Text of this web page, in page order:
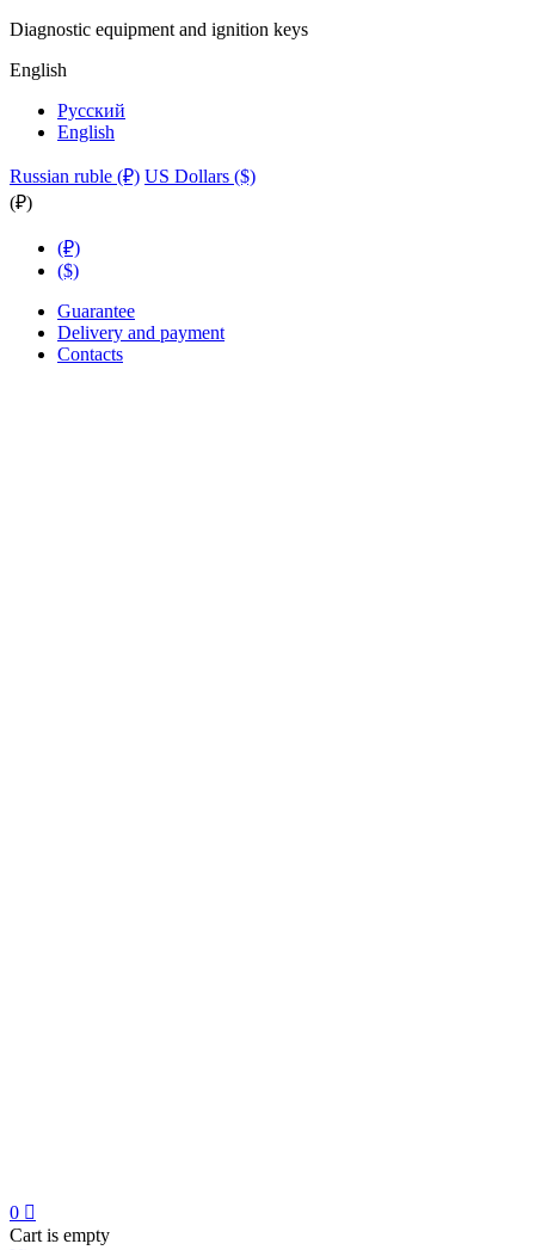
Diagnostic equipment and ignition keys
English
Русский
English
Russian ruble (₽) US Dollars ($)
(₽)
(₽)
($)
Guarantee
Delivery and payment
Contacts
0 
Cart is empty